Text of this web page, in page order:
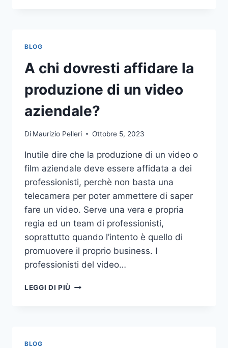
NELLE
SCOMMESSE
SPORTIVE
ONLINE
BLOG
A chi dovresti affidare la
produzione di un video
aziendale?
Di Maurizio Pelleri Ottobre 5, 2023
Inutile dire che la produzione di un video o
film aziendale deve essere affidata a dei
professionisti, perchè non basta una
telecamera per poter ammettere di saper
fare un video. Serve una vera e propria
regia ed un team di professionisti,
soprattutto quando l’intento è quello di
promuovere il proprio business. I
professionisti del video…
LEGGI DI PIÙ
BLOG